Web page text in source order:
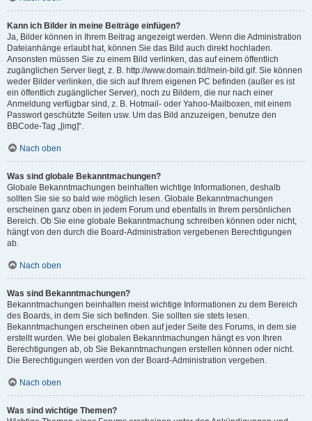
Kann ich Bilder in meine Beiträge einfügen?
Ja, Bilder können in Ihrem Beitrag angezeigt werden. Wenn die Administration
Dateianhänge erlaubt hat, können Sie das Bild auch direkt hochladen.
Ansonsten müssen Sie zu einem Bild verlinken, das auf einem öffentlich
zugänglichen Server liegt, z. B. http://www.domain.tld/mein-bild.gif. Sie können
weder Bilder verlinken, die sich auf Ihrem eigenen PC befinden (außer es ist
ein öffentlich zugänglicher Server), noch zu Bildern, die nur nach einer
Anmeldung verfügbar sind, z. B. Hotmail- oder Yahoo-Mailboxen, mit einem
Passwort geschützte Seiten usw. Um das Bild anzuzeigen, benutze den
BBCode-Tag „[img]“.
Nach oben
Was sind globale Bekanntmachungen?
Globale Bekanntmachungen beinhalten wichtige Informationen, deshalb
sollten Sie sie so bald wie möglich lesen. Globale Bekanntmachungen
erscheinen ganz oben in jedem Forum und ebenfalls in Ihrem persönlichen
Bereich. Ob Sie eine globale Bekanntmachung schreiben können oder nicht,
hängt von den durch die Board-Administration vergebenen Berechtigungen
ab.
Nach oben
Was sind Bekanntmachungen?
Bekanntmachungen beinhalten meist wichtige Informationen zu dem Bereich
des Boards, in dem Sie sich befinden. Sie sollten sie stets lesen.
Bekanntmachungen erscheinen oben auf jeder Seite des Forums, in dem sie
erstellt wurden. Wie bei globalen Bekanntmachungen hängt es von Ihren
Berechtigungen ab, ob Sie Bekanntmachungen erstellen können oder nicht.
Die Berechtigungen werden von der Board-Administration vergeben.
Nach oben
Was sind wichtige Themen?